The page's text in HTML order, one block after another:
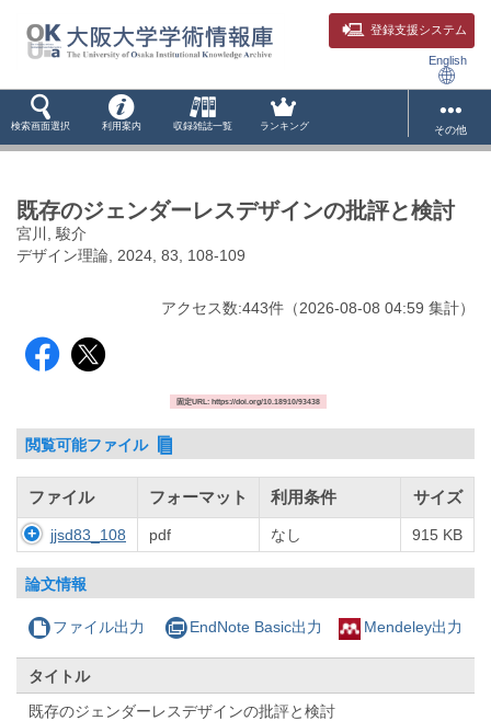
登録支援システム
English
検索画面選択 利用案内 収録雑誌一覧 ランキング その他
既存のジェンダーレスデザインの批評と検討
宮川, 駿介
デザイン理論, 2024, 83, 108-109
アクセス数:443件 （2026-08-08 04:59 集計）
固定URL: https://doi.org/10.18910/93438
閲覧可能ファイル
ファイル フォーマット 利用条件 サイズ
jjsd83_108 pdf なし 915 KB
論文情報
ファイル出力 EndNote Basic出力 Mendeley出力
タイトル
既存のジェンダーレスデザインの批評と検討